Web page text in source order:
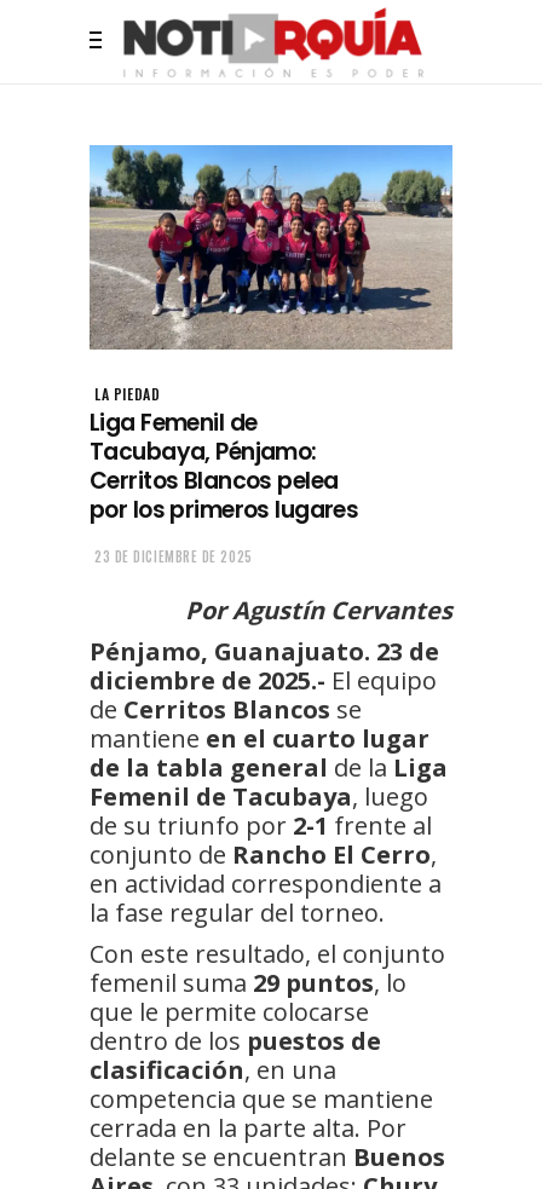
LA PIEDAD
Liga Femenil de
Tacubaya, Pénjamo:
Cerritos Blancos pelea
por los primeros lugares
23 DE DICIEMBRE DE 2025
Por Agustín Cervantes
Pénjamo, Guanajuato. 23 de
diciembre de 2025.- El equipo
de Cerritos Blancos se
mantiene en el cuarto lugar
de la tabla general de la Liga
Femenil de Tacubaya, luego
de su triunfo por 2-1 frente al
conjunto de Rancho El Cerro,
en actividad correspondiente a
la fase regular del torneo.
Con este resultado, el conjunto
femenil suma 29 puntos, lo
que le permite colocarse
dentro de los puestos de
clasificación, en una
competencia que se mantiene
cerrada en la parte alta. Por
delante se encuentran Buenos